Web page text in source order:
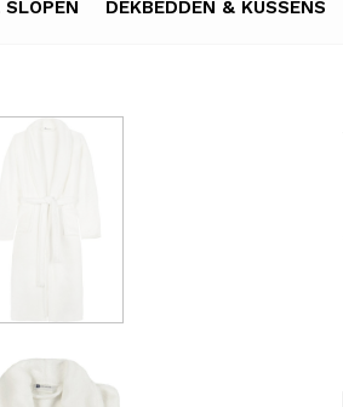
DEKBEDDEN & KUSSENS